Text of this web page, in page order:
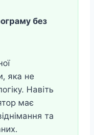
без
яка не
Навіть
має
та